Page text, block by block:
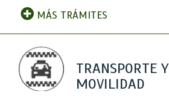
MÁS TRÁMITES
TRANSPORTE Y
MOVILIDAD